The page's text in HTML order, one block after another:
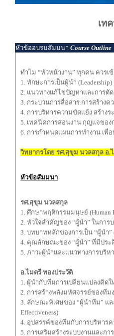
เท
หัวข้ออบรมสัมมนา Course Outline
ทำไม “หัวหน้างาน” ทุกคน ควรเ
1. ทักษะการเป็นผู้นำ
2. แนวทางแก้ไขปัญหาและการ
3. กระบวนการสื่อสาร การสร้างค
4. การบริหารความขัดแย้ง สร้าง
5. เทคนิคการสอนงาน กุญแจขอ
6. การกำหนดแผนการทำงาน เพื่
วิทยากรโดย รศ.สุขุม นวลสกุล อ
หัวข้อสัมมนา
รศ.สุขุม นวลสกุล
1. ศึกษาพฤติกรรมมนุษย์ (Human
2. หัวใจสําคัญของ “ผู้นํา” ในการ
3. บทบาทหลักของการเป็น “ผู้นํา”
4. คุณลักษณะของ “ผู้นํา” ที่มีประ
5. ภาวะผู้นําและแนวทางการบริ
อ.ไมตรี ทองประวัติ
1. ผู้นํากับทีมการเปลี่ยนแปลงคิดให
2. การสร้างพลังมหัศจรรย์ของทีม
3. ลักษณะพิเศษของ “ผู้นําทีม” แล
Effectiveness)
4. อุปสรรค์ของทีมกับการบริหารคว
5. การเสริมสร้างระบบงานและกา